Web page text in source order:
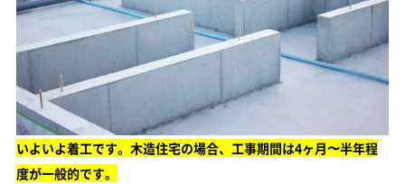
いよいよ着工です。木造住宅の場合、工事期間は4ヶ月〜半年程
度が一般的です。